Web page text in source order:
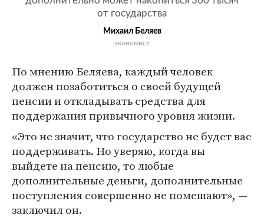
от государства
Михаил Беляев
экономист
По мнению Беляева, каждый человек
должен позаботиться о своей будущей
пенсии и откладывать средства для
поддержания привычного уровня жизни.
«Это не значит, что государство не будет вас
поддерживать. Но уверяю, когда вы
выйдете на пенсию, то любые
дополнительные деньги, дополнительные
поступления совершенно не помешают», —
заключил он.